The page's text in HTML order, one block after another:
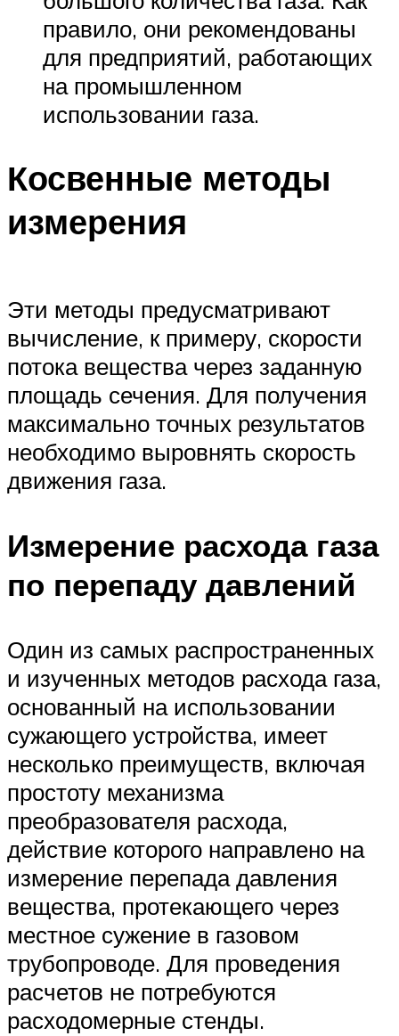
правило, они рекомендованы
для предприятий, работающих
на промышленном
использовании газа.
Косвенные методы
измерения
Эти методы предусматривают
вычисление, к примеру, скорости
потока вещества через заданную
площадь сечения. Для получения
максимально точных результатов
необходимо выровнять скорость
движения газа.
Измерение расхода газа
по перепаду давлений
Один из самых распространенных
и изученных методов расхода газа,
основанный на использовании
сужающего устройства, имеет
несколько преимуществ, включая
простоту механизма
преобразователя расхода,
действие которого направлено на
измерение перепада давления
вещества, протекающего через
местное сужение в газовом
трубопроводе. Для проведения
расчетов не потребуются
расходомерные стенды.